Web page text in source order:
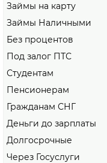
Займы на карту
Займы Наличными
Без процентов
Под залог ПТС
Студентам
Пенсионерам
Гражданам СНГ
Деньги до зарплаты
Долгосрочные
Через Госуслуги